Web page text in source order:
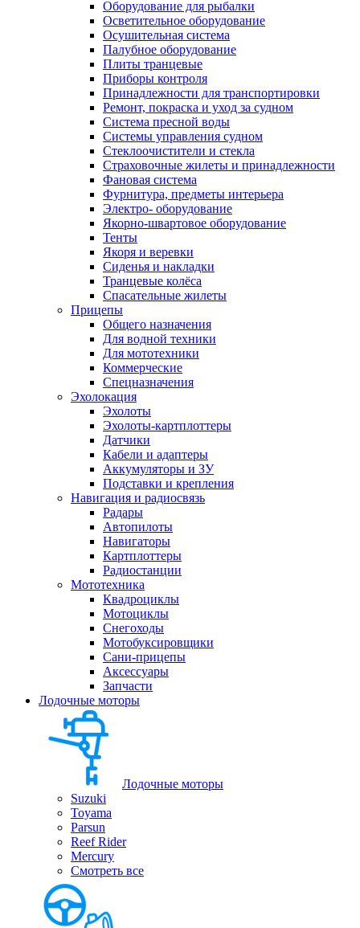
Оборудование для рыбалки
Осветительное оборудование
Осушительная система
Палубное оборудование
Плиты транцевые
Приборы контроля
Принадлежности для транспортировки
Ремонт, покраска и уход за судном
Система пресной воды
Системы управления судном
Стеклоочистители и стекла
Страховочные жилеты и принадлежности
Фановая система
Фурнитура, предметы интерьера
Электро- оборудование
Якорно-швартовое оборудование
Тенты
Якоря и веревки
Сиденья и накладки
Транцевые колёса
Спасательные жилеты
Прицепы
Общего назначения
Для водной техники
Для мототехники
Коммерческие
Спецназначения
Эхолокация
Эхолоты
Эхолоты-картплоттеры
Датчики
Кабели и адаптеры
Аккумуляторы и ЗУ
Подставки и крепления
Навигация и радиосвязь
Радары
Автопилоты
Навигаторы
Картплоттеры
Радиостанции
Мототехника
Квадроциклы
Мотоциклы
Снегоходы
Мотобуксировщики
Сани-прицепы
Аксессуары
Запчасти
Лодочные моторы
Лодочные моторы
Suzuki
Toyama
Parsun
Reef Rider
Mercury
Смотреть все